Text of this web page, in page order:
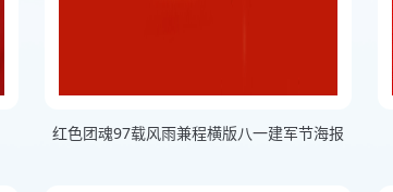
红色团魂97载风雨兼程横版八一建军节海报